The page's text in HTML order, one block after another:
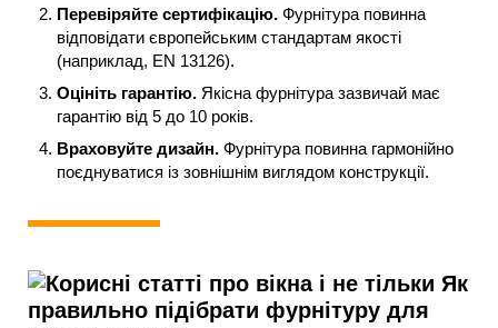
Перевіряйте сертифікацію. Фурнітура повинна
відповідати європейським стандартам якості
(наприклад, EN 13126).
Оцініть гарантію. Якісна фурнітура зазвичай має
гарантію від 5 до 10 років.
Враховуйте дизайн. Фурнітура повинна гармонійно
поєднуватися із зовнішнім виглядом конструкції.